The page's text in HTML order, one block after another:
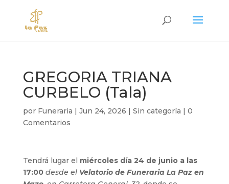
GREGORIA TRIANA
CURBELO (Tala)
por Funeraria | Jun 24, 2026 | Sin categoría | 0
Comentarios
Tendrá lugar el miércoles día 24 de junio a las
17:00 desde el Velatorio de Funeraria La Paz en